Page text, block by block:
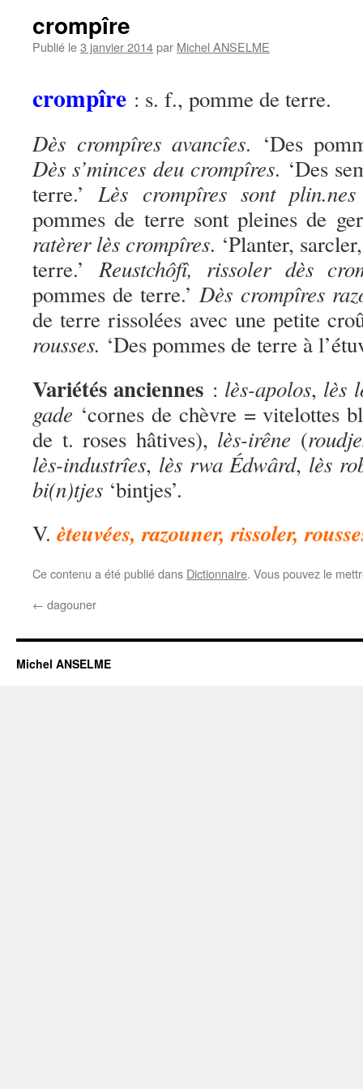
crompîre
Publié le3 janvier 2014par Michel ANSELME
crompîre : s. f., pomme de terre.
Dès crompîres avancîes. ‘Des
Dès s’minces deu crompîres. ‘Des
terre.’Lès crompîres sont
pommes de terre sont pleines de
ratèrer lès crompîres. ‘Planter,
terre.’Reustchôfî, rissoler dès
pommes de terre.’Dès crompîres
de terre rissolées avec une petite
rousses. ‘Des pommes de terre à
Variétés anciennes : lès-apolos, lès
gade ‘cornes de chèvre = vitelottes
de t. roses hâtives), lès-irêne (
lès-industrîes, lès rwa Édwârd, lès
bi(n)tjes ‘bintjes’.
V. èteuvées, razouner, rissoler,
Ce contenu a été publié dans Dictionnaire. Vous pouvez le
← dagouner
Michel ANSELME